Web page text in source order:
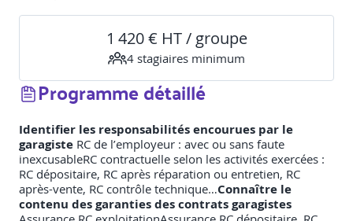
1 420 € HT / groupe
4 stagiaires minimum
Programme détaillé
Identifier les responsabilités encourues par le
garagiste RC de l’employeur : avec ou sans faute
inexcusableRC contractuelle selon les activités exercées :
RC dépositaire, RC après réparation ou entretien, RC
après-vente, RC contrôle technique…Connaître le
contenu des garanties des contrats garagistes